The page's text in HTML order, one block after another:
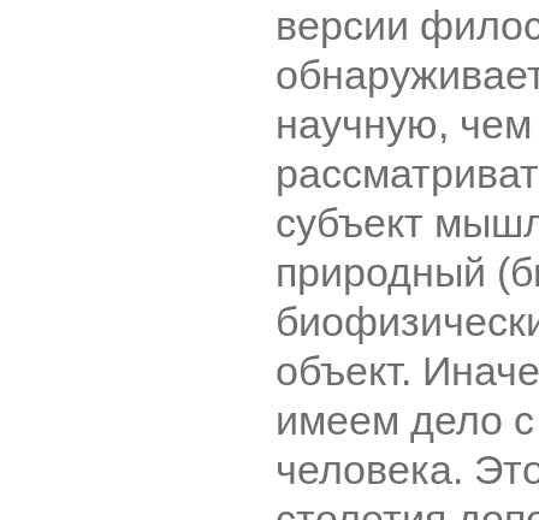
версии
научную,
субъект
природный
объект.
имеем дело
человека.